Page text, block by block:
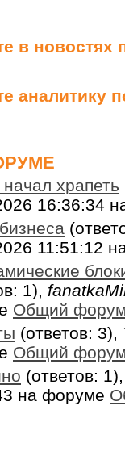
в новостях
аналитику
храпеть
16:36:34
11:51:12
1),
Общий
(ответов: 3),
Общий
(ответов:
на форуме